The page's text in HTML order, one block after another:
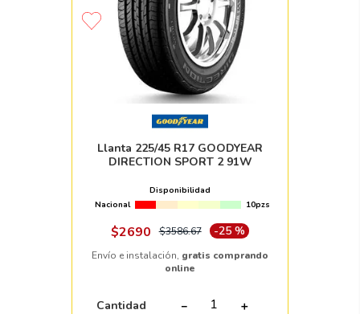
Llanta 225/45 R17 GOODYEAR
DIRECTION SPORT 2 91W
Disponibilidad
Nacional
10pzs
$2690 $3586.67 -25 %
Envío e instalación, gratis comprando
online
Cantidad ＋
－